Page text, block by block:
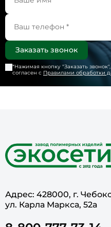
*Нажимая кнопку "Заказать звонок
согласен с Правилами обработки
Адрес: 428000, г.
ул. Карла Маркса, 52а